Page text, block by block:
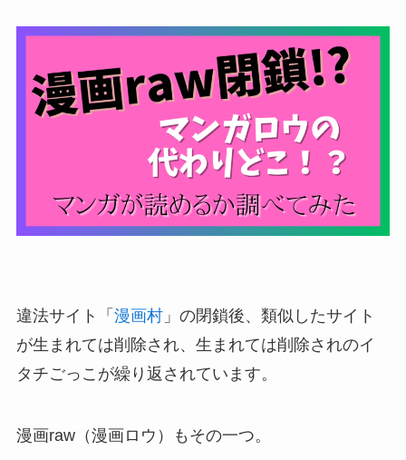
違法サイト「 漫画村」の閉鎖後、類似したサイト
が生まれては削除され、生まれては削除されのイ
タチごっこが繰り返されています。
漫画raw（漫画ロウ）もその一つ。